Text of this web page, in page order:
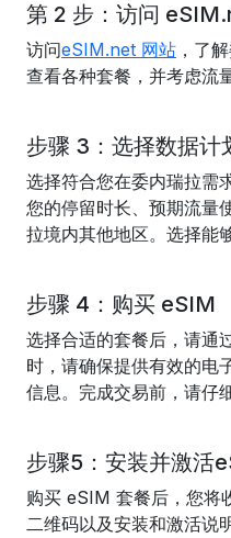
第 2 步：访问
访问eSIM.net 网站 ，了
查看各种套餐，并考虑流
步骤 3：选择数据计
选择符合您在委内瑞拉需
您的停留时长、预期流量
拉境内其他地区。选择能
步骤 4：购买 eSIM
选择合适的套餐后，请通
时，请确保提供有效的电
信息。完成交易前，请仔
步骤5：安装并激活
购买 eSIM 套餐后，您将
二维码以及安装和激活说